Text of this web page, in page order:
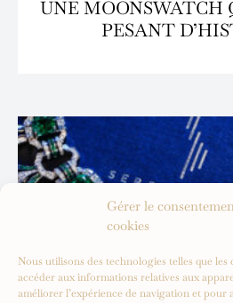
Gérer le
cookies
Nous utilisons des technologies telles que
accéder aux informations relatives aux
améliorer l’expérience de navigation et pour
UNE MOONSWATCH
PESANT